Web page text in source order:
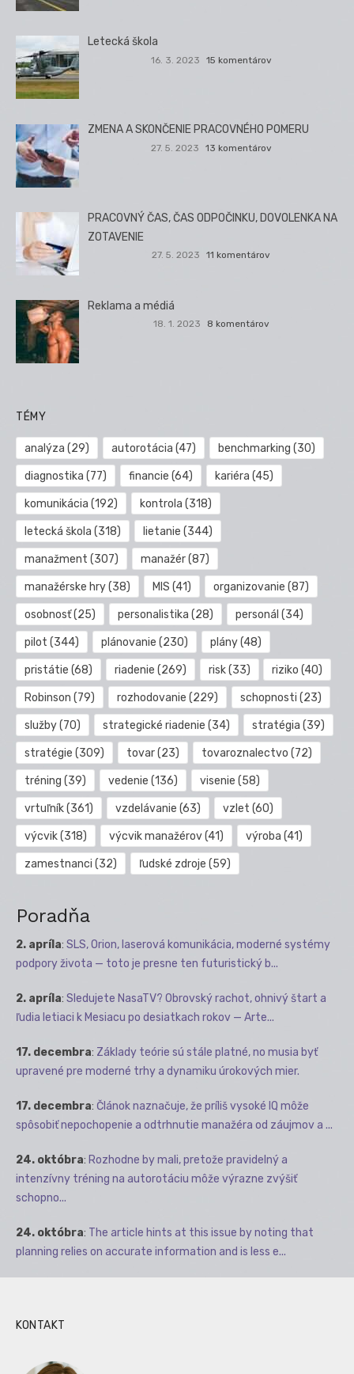
Letecká škola
16. 3. 2023 15 komentárov
ZMENA A SKONČENIE PRACOVNÉHO POMERU
27. 5. 2023 13 komentárov
PRACOVNÝ ČAS, ČAS ODPOČINKU, DOVOLENKA NA
ZOTAVENIE
27. 5. 2023 11 komentárov
Reklama a médiá
18. 1. 2023 8 komentárov
TÉMY
analýza (29) autorotácia (47) benchmarking (30)
diagnostika (77) financie (64) kariéra (45)
komunikácia (192) kontrola (318)
letecká škola (318) lietanie (344)
manažment (307) manažér(87)
manažérske hry(38) MIS (41) organizovanie (87)
osobnosť(25) personalistika (28) personál (34)
pilot (344) plánovanie (230) plány(48)
pristátie (68) riadenie (269) risk(33) riziko (40)
Robinson (79) rozhodovanie (229) schopnosti (23)
služby(70) strategické riadenie (34) stratégia (39)
stratégie (309) tovar(23) tovaroznalectvo (72)
tréning (39) vedenie (136) visenie (58)
vrtuľník(361) vzdelávanie (63) vzlet (60)
výcvik(318) výcvik manažérov(41) výroba (41)
zamestnanci (32) ľudské zdroje (59)
Poradňa
2. apríla: SLS, Orion, laserová komunikácia, moderné systémy
podpory života — toto je presne ten futuristický b...
2. apríla: Sledujete NasaTV? Obrovský rachot, ohnivý štart a
ľudia letiaci k Mesiacu po desiatkach rokov — Arte...
17. decembra: Základy teórie sú stále platné, no musia byť
upravené pre moderné trhy a dynamiku úrokových mier.
17. decembra: Článok naznačuje, že príliš vysoké IQ môže
spôsobiť nepochopenie a odtrhnutie manažéra od záujmov a ...
24. októbra: Rozhodne by mali, pretože pravidelný a
intenzívny tréning na autorotáciu môže výrazne zvýšiť
schopno...
24. októbra: The article hints at this issue by noting that
planning relies on accurate information and is less e...
KONTAKT